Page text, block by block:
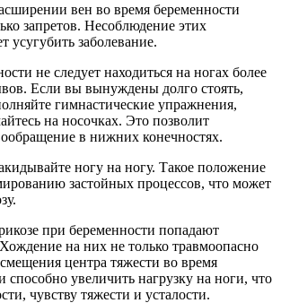
вен во время беременности
запретов. Несоблюдение этих
усугубить заболевание.
не следует находиться на ногах более
Если вы вынуждены долго стоять,
гимнастические упражнения,
на носочках. Это позволит
в нижних конечностях.
ногу на ногу. Такое положение
застойных процессов, что может
при беременности попадают
на них не только травмоопасно
центра тяжести во время
способно увеличить нагрузку на ноги, что
чувству тяжести и усталости.